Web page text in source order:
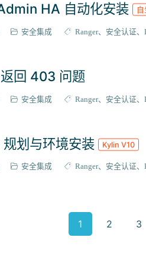
HA 自动化安装
安全集成 Ranger 安全认证
回 403 问题
安全集成 Ranger 安全认证
划与环境安装 Kylin V10
安全集成 Ranger 安全认证
1 2 3